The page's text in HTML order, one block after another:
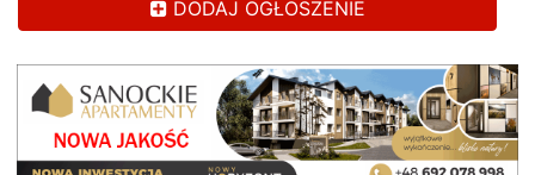
DODAJ OGŁOSZENIE